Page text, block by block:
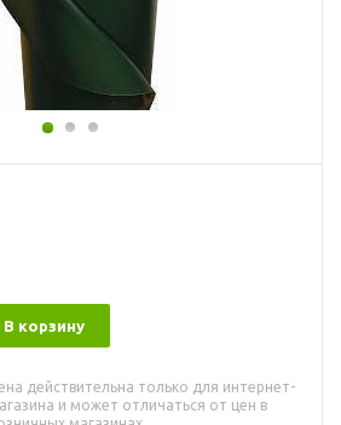
В корзину
действительна только для интернет-
и может отличаться от цен в